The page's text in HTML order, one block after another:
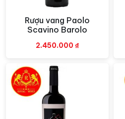
Xem nhanh
Rượu vang Paolo
Scavino Barolo
2.450.000 ₫